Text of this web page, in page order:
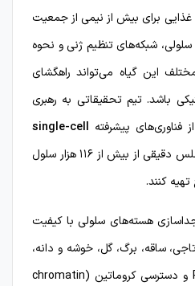
برای بیش از نیمی از جمعیت
شبکه‌های تنظیم ژنی و نحوه
این گیاه می‌تواند راهگشای
باشد. تیم تحقیقاتی به رهبری
single-cell
، توانسته‌اند اطلس دقیقی از بیش از ۱۱۶ هزار سلول
کنند.
هسته‌های سلولی با کیفیت
تاجی، ساقه، برگ، گل، خوشه و دانه،
داده‌های مربوط به بیان RNA و دسترسی کروماتین (chromatin